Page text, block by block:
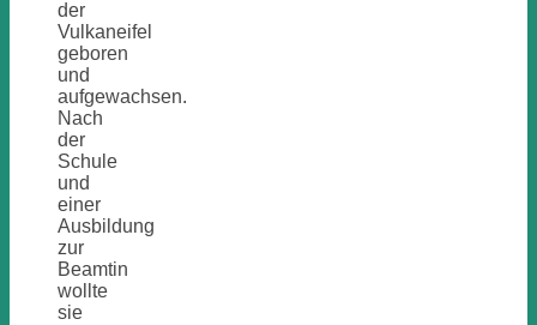
der
Vulkaneifel
geboren
und
aufgewachsen.
Nach
der
Schule
und
einer
Ausbildung
zur
Beamtin
wollte
sie